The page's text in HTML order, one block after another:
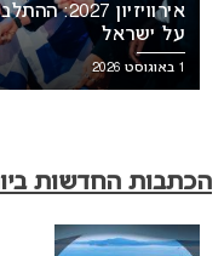
על ישראל
הכתבות החדשות